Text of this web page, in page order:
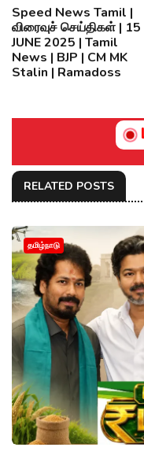
Speed News Tamil |
விரைவுச் செய்திகள் | 15
JUNE 2025 | Tamil
News | BJP | CM MK
Stalin | Ramadoss
RELATED POSTS
தமிழ்நாடு